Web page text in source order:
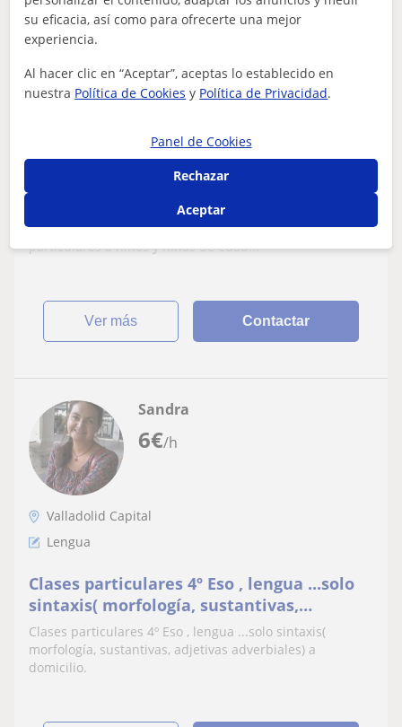
10€/h 1ª clase gratis
Valladolid Capital
Profesor de primaria, estudiante de
magisterio, busco dar clases a niños/as de
Soy Víctor, estudiante de magisterio y profesor de
primaria con experiencia en el aula. Ofrezco clases
particulares a niños y niñas de edad...
ver más Contactar
6€/h
Sandra
Valladolid Capital
Lengua
Clases particulares 4º Eso , lengua ...solo
sintaxis( morfología, sustantivas,
adjetivas adverbiales) a domicilio
Clases particulares 4º Eso , lengua ...solo sintaxis(
morfología, sustantivas, adjetivas adverbiales) a
domicilio.
su eficacia, así como para ofrecerte una mejor
experiencia.
Al hacer clic en “Aceptar”, aceptas lo establecido en
nuestra Política de Cookies y Política de Privacidad.
Panel de Cookies
Rechazar
Aceptar